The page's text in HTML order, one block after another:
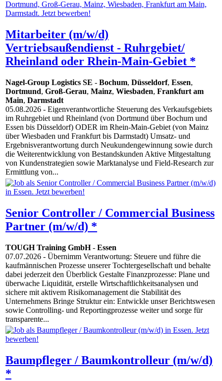
Mitarbeiter (m/w/d)
Vertriebsaußendienst - Ruhrgebiet/
Rheinland oder Rhein-Main-Gebiet *
Nagel-Group Logistics SE - Bochum, Düsseldorf, Essen,
Dortmund, Groß-Gerau, Mainz, Wiesbaden, Frankfurt am
Main, Darmstadt
05.08.2026 - Eigenverantwortliche Steuerung des Verkaufsgebiets
im Ruhrgebiet und Rheinland (von Dortmund über Bochum und
Essen bis Düsseldorf) ODER im Rhein-Main-Gebiet (von Mainz
über Wiesbaden und Frankfurt bis Darmstadt) Umsatz- und
Ergebnisverantwortung durch Neukundengewinnung sowie durch
die Weiterentwicklung von Bestandskunden Aktive Mitgestaltung
von Kundenstrategien sowie Marktanalyse und Field-Research zur
Ermittlung von...
Senior Controller / Commercial Business
Partner (m/w/d) *
TOUGH Training GmbH- Essen
07.07.2026 - Übernimm Verantwortung: Steuere und führe die
kaufmännischen Prozesse unserer Tochtergesellschaft und behalte
dabei jederzeit den Überblick Gestalte Finanzprozesse: Plane und
überwache Liquidität, erstelle Wirtschaftlichkeitsanalysen und
sichere mit aktivem Risikomanagement die Stabilität des
Unternehmens Bringe Struktur ein: Entwickle unser Berichtswesen
sowie Controlling- und Reportingprozesse weiter und sorge für
transparente...
Baumpfleger / Baumkontrolleur (m/w/d)
*